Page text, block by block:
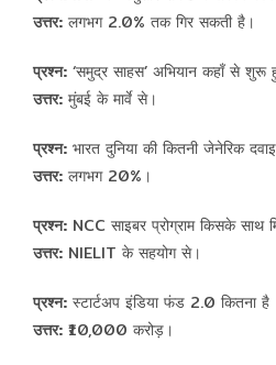
उत्तर:लगभग 2.0% तक गिर सकती है।
प्रश्न:‘समुद्र साहस’ अभियान कहाँ से शुरू
उत्तर:मुंबई के मार्वे से।
प्रश्न:भारत दुनिया की कितनी जेनेरिक
उत्तर:लगभग 20%।
प्रश्न:NCC साइबर प्रोग्राम किसके साथ
उत्तर:NIELIT के सहयोग से।
प्रश्न:स्टार्टअप इंडिया फंड 2.0 कितना है
उत्तर:₹10,000 करोड़।